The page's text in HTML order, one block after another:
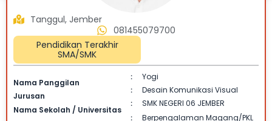
Pendidikan Terakhir
SMA/SMK
081455079700
Tanggul, Jember
Nama Panggilan
:
Yogi
Jurusan
:
Desain Komunikasi Visual
Nama Sekolah / Universitas
: SMK NEGERI 06 JEMBER
: Berpengalaman Magang/PKL